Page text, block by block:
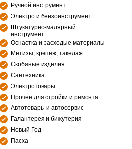
Ручной инструмент
Электро и бензоинструмент
Штукатурно-малярный
инструмент
Оснастка и расходые материалы
Метизы, крепеж, такелаж
Скобяные изделия
Сантехника
Электротовары
Прочее для стройки и ремонта
Автотовары и автосервис
Галантерея и бижутерия
Новый Год
Пасха